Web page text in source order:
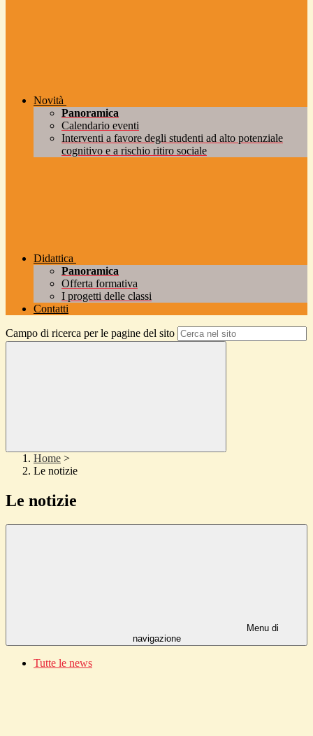
Novità
Panoramica
Calendario eventi
Interventi a favore degli studenti ad alto potenziale
cognitivo e a rischio ritiro sociale
Didattica
Panoramica
Offerta formativa
I progetti delle classi
Contatti
Campo di ricerca per le pagine del sito
Home >
Le notizie
Le notizie
Menu di
navigazione
Tutte le news